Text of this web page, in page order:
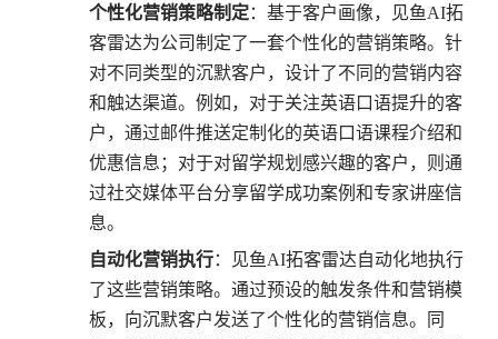
个性化营销策略制定：基于客户画像，见鱼AI拓
客雷达为公司制定了一套个性化的营销策略。针
对不同类型的沉默客户，设计了不同的营销内容
和触达渠道。例如，对于关注英语口语提升的客
户，通过邮件推送定制化的英语口语课程介绍和
优惠信息；对于对留学规划感兴趣的客户，则通
过社交媒体平台分享留学成功案例和专家讲座信
息。
自动化营销执行：见鱼AI拓客雷达自动化地执行
了这些营销策略。通过预设的触发条件和营销模
板，向沉默客户发送了个性化的营销信息。同